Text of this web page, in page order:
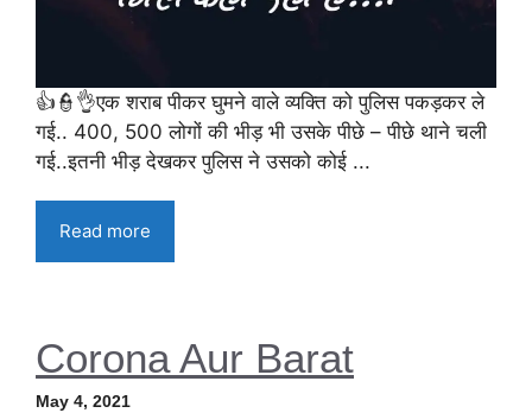
👍👮👌एक शराब पीकर घुमने वाले व्यक्ति को पुलिस पकड़कर ले
गई.. 400, 500 लोगों की भीड़ भी उसके पीछे – पीछे थाने चली
गई..इतनी भीड़ देखकर पुलिस ने उसको कोई ...
Read more
Corona Aur Barat
May 4, 2021